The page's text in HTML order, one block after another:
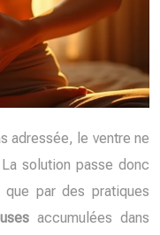
adressée, le ventre ne
solution passe donc
par des pratiques
accumulées dans